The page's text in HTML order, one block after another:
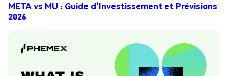
META vs MU : Guide d’Investissement et Prévisions
2026